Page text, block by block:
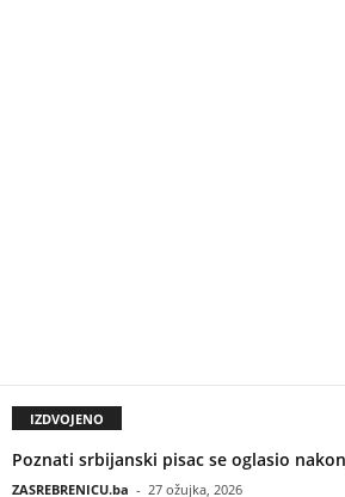
IZDVOJENO
Poznati srbijanski pisac se oglasio
ZASREBRENICU.ba - 27 ožujka, 2026